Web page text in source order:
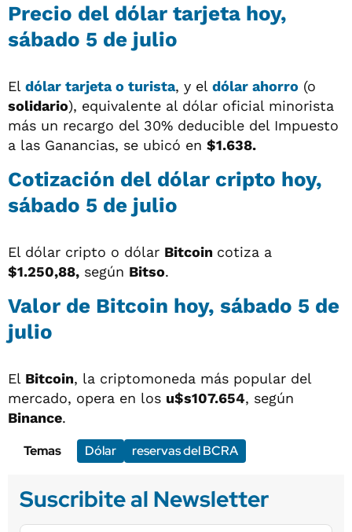
Precio del dólar tarjeta hoy,
sábado 5 de julio
El dólar tarjeta o turista, y el dólar ahorro (o
solidario), equivalente al dólar oficial minorista
más un recargo del 30% deducible del Impuesto
a las Ganancias, se ubicó en $1.638.
Cotización del dólar cripto hoy,
sábado 5 de julio
El dólar cripto o dólar Bitcoin cotiza a
$1.250,88, según Bitso.
Valor de Bitcoin hoy, sábado 5 de
julio
El Bitcoin, la criptomoneda más popular del
mercado, opera en los u$s107.654, según
Binance.
Temas
Dólar reservas del BCRA
Suscribite al Newsletter